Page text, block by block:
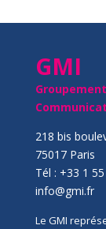
GMI
218 bis
75017 Paris
Tél : +33 1
info@gmi.fr
Le GMI